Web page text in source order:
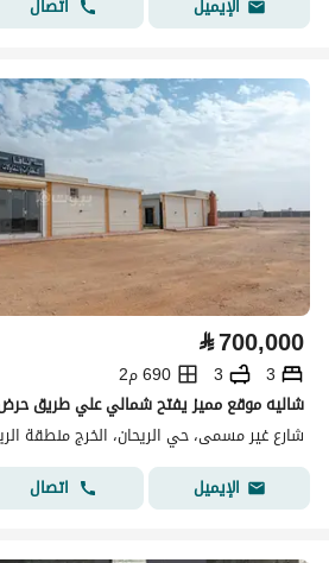
الإيميل
⃁700,000
3
3
690 م2
شاليه موقع مميز يفتح شمالي علي طريق حرض
شارع غير مسمى، حي الريحان، الخرج منطقة
الإيميل
اتصال